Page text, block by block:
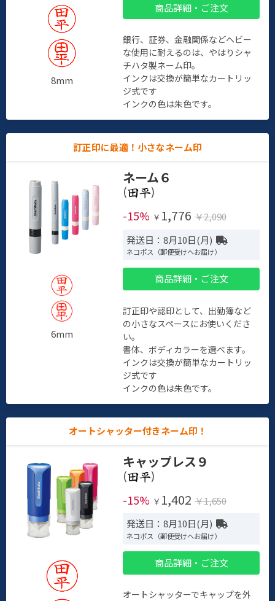
8mm
商品詳細・ご注文
銀行、証券、金融関係などヘビー
な使用に耐えるのは、やはりシャ
チハタ製ネーム印。
インクは交換が簡単なカートリッ
ジ式です
インクの色は朱色です。
訂正印に最適！小さなネーム印
6mm
ネーム６
(
)
-15% ￥ 1,776 ￥2,090
発送日：8月10日(月)
ネコポス（郵便受けへお届け）
商品詳細・ご注文
訂正印や認印として、出勤簿など
の小さなスペースにお使いくださ
い。
書体、ボディカラーを選べます。
インクは交換が簡単なカートリッ
ジ式です
インクの色は朱色です。
オートシャッター付きネーム印！
キャップレス９
(
)
-15% ￥ 1,402 ￥1,650
発送日：8月10日(月)
ネコポス（郵便受けへお届け）
商品詳細・ご注文
オートシャッターでキャップを外